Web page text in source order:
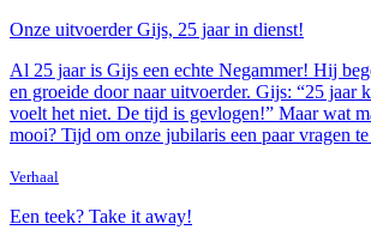
Onze uitvoerder Gijs, 25 jaar in dienst!
Al 25 jaar is Gijs een echte Negammer! Hij
en groeide door naar uitvoerder. Gijs: “25 jaar
voelt het niet. De tijd is gevlogen!” Maar wat
mooi? Tijd om onze jubilaris een paar vragen te
Verhaal
Een teek? Take it away!